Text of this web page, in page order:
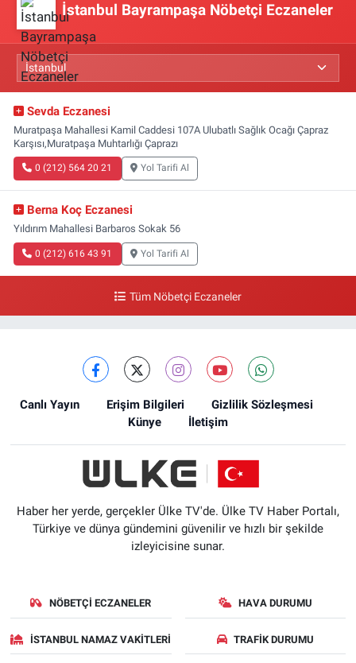
İstanbul Bayrampaşa Nöbetçi Eczaneler
Sevda Eczanesi
Muratpaşa Mahallesi Kamil Caddesi 107A Ulubatlı Sağlık Ocağı Çapraz
Karşısı,Muratpaşa Muhtarlığı Çaprazı
0 (212) 564 20 21 Yol Tarifi Al
Berna Koç Eczanesi
Yıldırım Mahallesi Barbaros Sokak 56
0 (212) 616 43 91 Yol Tarifi Al
Tüm Nöbetçi Eczaneler
Canlı Yayın Erişim Bilgileri
Gizlilik Sözleşmesi
Künye
İletişim
Haber her yerde, gerçekler Ülke TV'de. Ülke TV Haber Portalı,
Türkiye ve dünya gündemini güvenilir ve hızlı bir şekilde
izleyicisine sunar.
NÖBETÇI ECZANELER HAVA DURUMU
İSTANBUL NAMAZ VAKITLERI TRAFIK DURUMU